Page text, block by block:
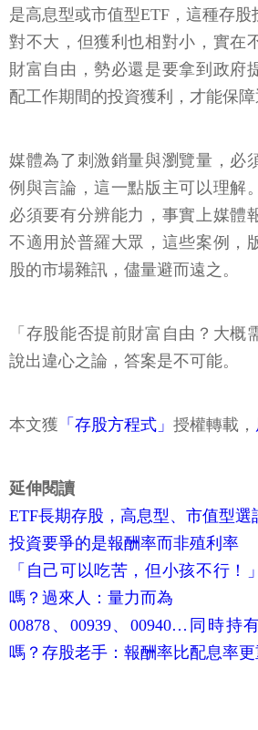
是高息型或市值型ETF，這種存股
對不大，但獲利也相對小，實在
財富自由，勢必還是要拿到政府
配工作期間的投資獲利，才能保障
媒體為了刺激銷量與瀏覽量，必
例與言論，這一點版主可以理解
必須要有分辨能力，事實上媒體
不適用於普羅大眾，這些案例，
股的市場雜訊，儘量避而遠之。
「存股能否提前財富自由？大概
說出違心之論，答案是不可能。
本文獲 「存股方程式」 授權轉載，
延伸閱讀
ETF長期存股，高息型、市值型選
投資要爭的是報酬率而非殖利率
「自己可以吃苦，但小孩不行！
嗎？過來人：量力而為
00878、00939、00940…同時持
嗎？存股老手：報酬率比配息率